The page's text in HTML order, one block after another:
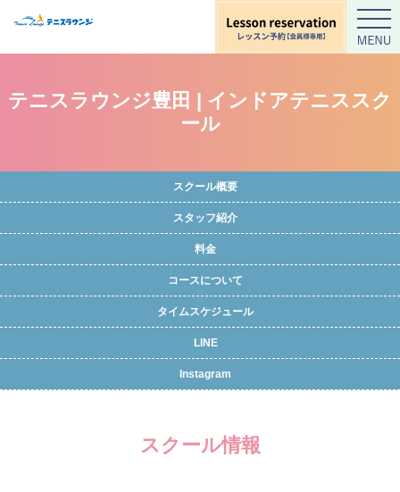
テニスラウンジ豊田 | インドアテニススク
ール
スクール概要
スタッフ紹介
料金
コースについて
タイムスケジュール
LINE
Instagram
スクール情報